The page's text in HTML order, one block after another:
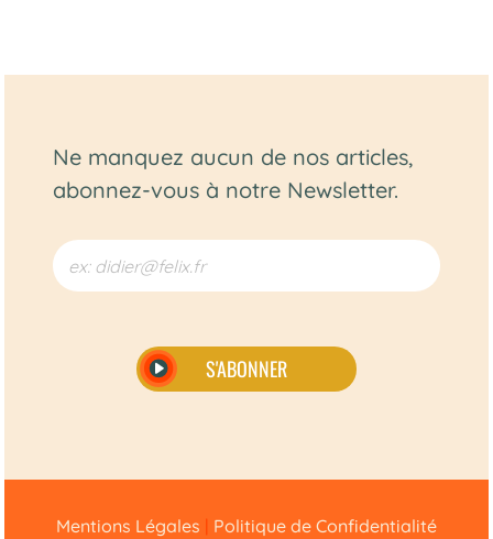
Ne manquez aucun de nos articles,
abonnez-vous à notre Newsletter.
S'ABONNER
Mentions Légales | Politique de Confidentialité